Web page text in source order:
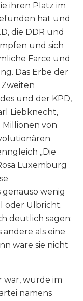
ihren Platz im
hat und
die DDR und
und sich
Farce und
Das Erbe der
und der KPD,
Liebknecht,
Millionen von
„Die
Luxemburg
wenig
oder Ulbricht.
deutlich sagen:
als eine
wäre sie nicht
war, wurde im
namens